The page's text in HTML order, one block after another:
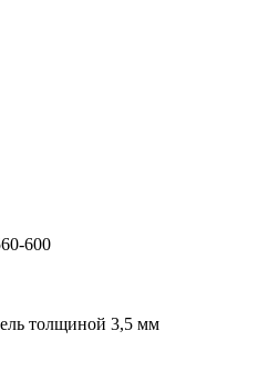
600
толщиной 3,5 мм